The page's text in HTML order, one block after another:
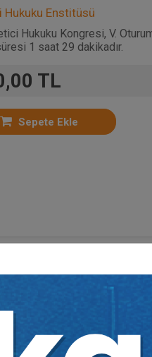
Hukuku Enstitüsü
Hukuku Kongresi, V.
1 saat 29 dakikadır.
TL
Sepete Ekle